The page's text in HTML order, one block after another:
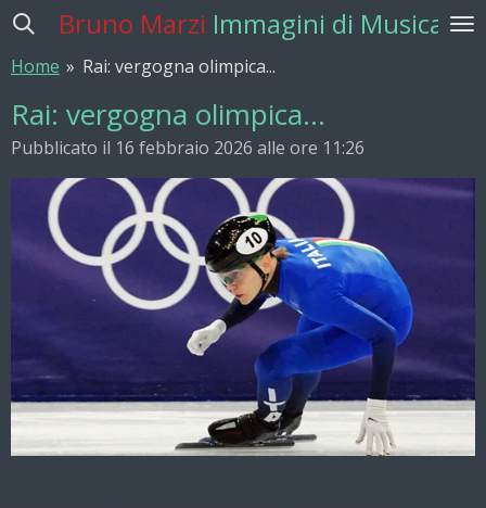
Vai
contenuto
Bruno Marzi Immagini di Musica
Home » Rai: vergogna olimpica...
Rai: vergogna olimpica...
Pubblicato il 16 febbraio 2026 alle ore 11:26